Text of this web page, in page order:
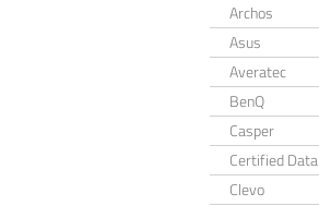
Archos
Asus
Averatec
BenQ
Casper
Certified Data
Clevo